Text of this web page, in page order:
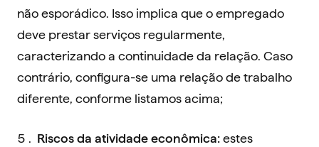
não esporádico. Isso implica que o empregado
deve prestar serviços regularmente,
caracterizando a continuidade da relação. Caso
contrário, configura-se uma relação de trabalho
diferente, conforme listamos acima;
Riscos da atividade econômica: estes